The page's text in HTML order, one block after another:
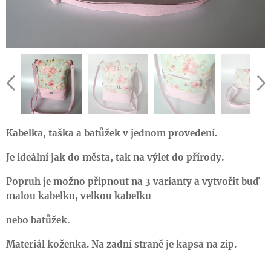
Kabelka, taška a batůžek v jednom provedení.
Je ideální jak do města, tak na výlet do přírody.
Popruh je možno připnout na 3 varianty a vytvořit buď
malou kabelku, velkou kabelku
nebo batůžek.
Materiál koženka. Na zadní straně je kapsa na zip.